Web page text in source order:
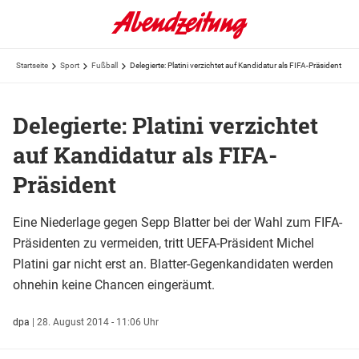
Startseite Sport Fußball Delegierte: Platini verzichtet auf Kandidatur als FIFA-Präsident
Delegierte: Platini verzichtet
auf Kandidatur als FIFA-
Präsident
Eine Niederlage gegen Sepp Blatter bei der Wahl zum FIFA-
Präsidenten zu vermeiden, tritt UEFA-Präsident Michel
Platini gar nicht erst an. Blatter-Gegenkandidaten werden
ohnehin keine Chancen eingeräumt.
dpa | 28. August 2014 - 11:06 Uhr